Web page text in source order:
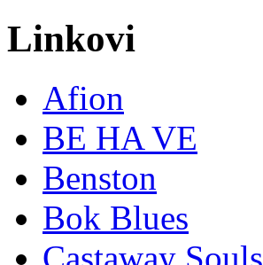
Linkovi
Afion
BE HA VE
Benston
Bok Blues